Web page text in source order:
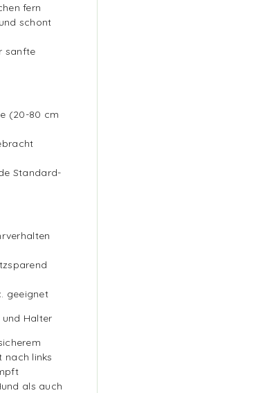
fern
schont
sanfte
(20-80 cm
Standard-
geeignet
Halter
nach links
als auch